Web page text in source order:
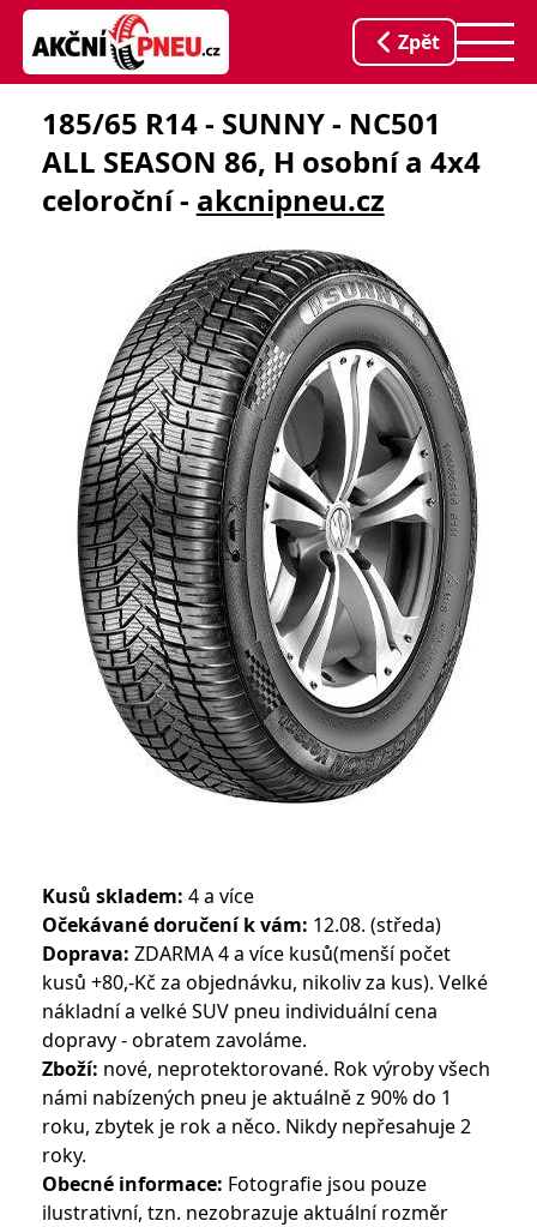
Zpět
185/65 R14 - SUNNY - NC501
ALL SEASON 86, H osobní a 4x4
celoroční - akcnipneu.cz
Kusů skladem: 4 a více
Očekávané doručení k vám: 12.08. (středa)
Doprava: ZDARMA 4 a více kusů(menší počet
kusů +80,-Kč za objednávku, nikoliv za kus). Velké
nákladní a velké SUV pneu individuální cena
dopravy - obratem zavoláme.
Zboží: nové, neprotektorované. Rok výroby všech
námi nabízených pneu je aktuálně z 90% do 1
roku, zbytek je rok a něco. Nikdy nepřesahuje 2
roky.
Obecné informace: Fotografie jsou pouze
ilustrativní, tzn. nezobrazuje aktuální rozměr